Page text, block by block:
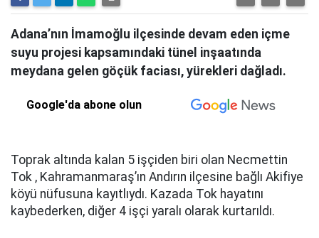
Adana’nın İmamoğlu ilçesinde devam eden içme
suyu projesi kapsamındaki tünel inşaatında
meydana gelen göçük faciası, yürekleri dağladı.
Google'da abone olun
Toprak altında kalan 5 işçiden biri olan Necmettin
Tok , Kahramanmaraş’ın Andırın ilçesine bağlı Akifiye
köyü nüfusuna kayıtlıydı. Kazada Tok hayatını
kaybederken, diğer 4 işçi yaralı olarak kurtarıldı.